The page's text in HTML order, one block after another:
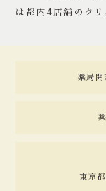
は都内4店舗のクリ
薬局開
東京